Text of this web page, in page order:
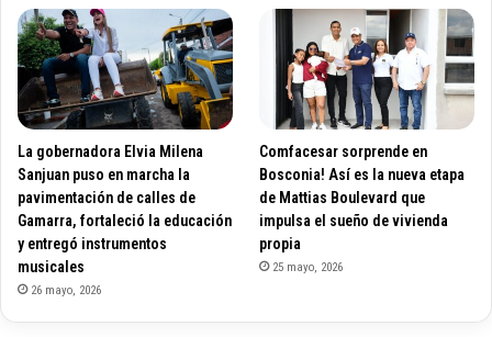
La gobernadora Elvia Milena
Sanjuan puso en marcha la
pavimentación de calles de
Gamarra, fortaleció la educación
y entregó instrumentos
musicales
26 mayo, 2026
Comfacesar sorprende en
Bosconia! Así es la nueva etapa
de Mattias Boulevard que
impulsa el sueño de vivienda
propia
25 mayo, 2026